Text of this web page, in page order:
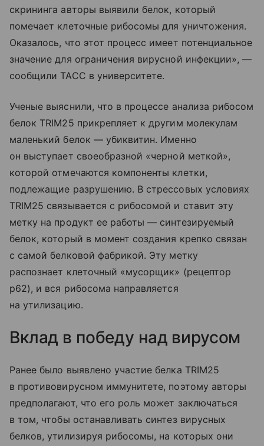
скрининга авторы выявили белок, который
помечает клеточные рибосомы для уничтожения.
Оказалось, что этот процесс имеет потенциальное
значение для ограничения вирусной инфекции», —
сообщили ТАСС в университете.
Ученые выяснили, что в процессе анализа рибосом
белок TRIM25 прикрепляет к другим молекулам
маленький белок — убиквитин. Именно
он выступает своеобразной «черной меткой»,
которой отмечаются компоненты клетки,
подлежащие разрушению. В стрессовых условиях
TRIM25 связывается с рибосомой и ставит эту
метку на продукт ее работы — синтезируемый
белок, который в момент создания крепко связан
с самой белковой фабрикой. Эту метку
распознает клеточный «мусорщик» (рецептор
p62), и вся рибосома направляется
на утилизацию.
Вклад в победу над вирусом
Ранее было выявлено участие белка TRIM25
в противовирусном иммунитете, поэтому авторы
предполагают, что его роль может заключаться
в том, чтобы останавливать синтез вирусных
белков, утилизируя рибосомы, на которых они